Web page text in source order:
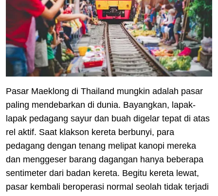
Pasar Maeklong di Thailand mungkin adalah pasar
paling mendebarkan di dunia. Bayangkan, lapak-
lapak pedagang sayur dan buah digelar tepat di atas
rel aktif. Saat klakson kereta berbunyi, para
pedagang dengan tenang melipat kanopi mereka
dan menggeser barang dagangan hanya beberapa
sentimeter dari badan kereta. Begitu kereta lewat,
pasar kembali beroperasi normal seolah tidak terjadi